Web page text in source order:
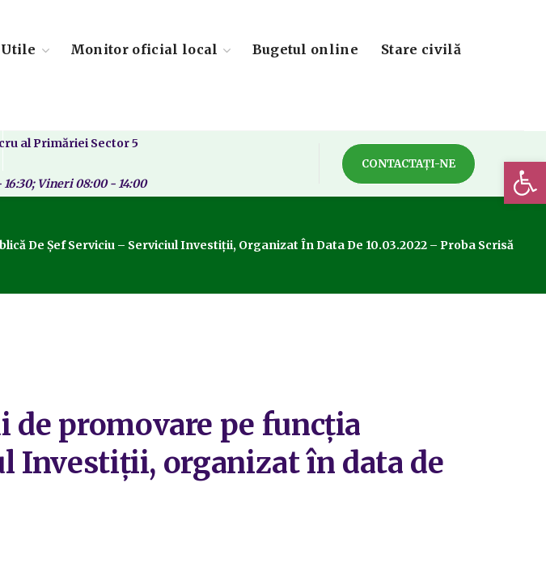
Utile Monitor oficial local Bugetul online Stare civilă
al Primăriei Sector 5
Vineri 08:00 - 14:00
CONTACTAȚI-NE
De Șef Serviciu – Serviciul Investiții, Organizat În Data De 10.03.2022 – Proba Scrisă
de promovare pe funcția
Investiții, organizat în data de